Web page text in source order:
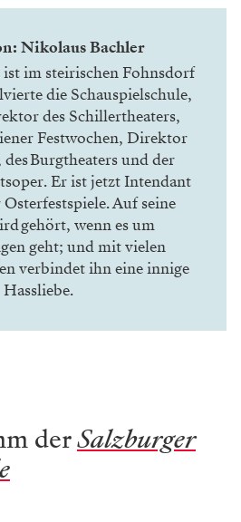
Nikolaus Bachler
im steirischen Fohnsdorf
die Schauspiel­schule,
des Schillertheaters,
Festwochen, Direktor
Burgtheaters und der
Er ist jetzt Intendant
Auf seine
gehört, wenn es um
geht; und mit vielen
verbindet ihn eine innige
Hassliebe.
derSalzburger